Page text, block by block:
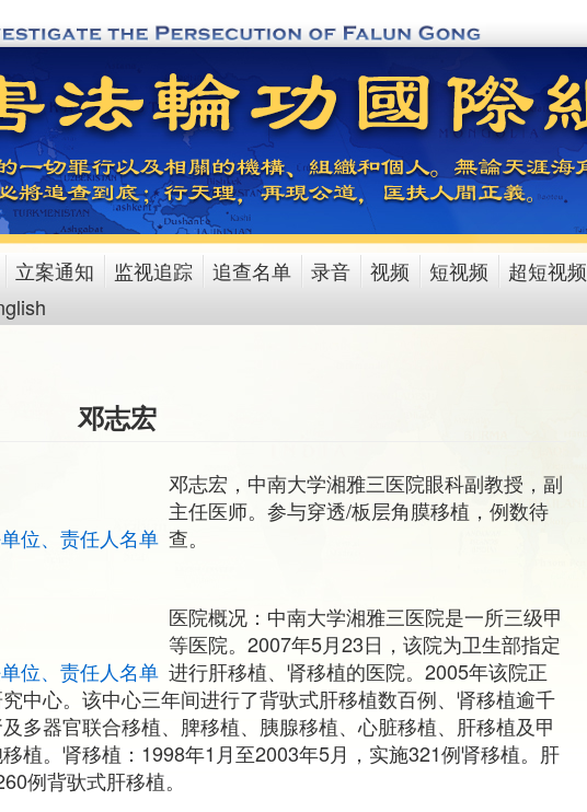
立案通知 监视追踪 追查名单 录音 视频 短视频 超短视频
邓志宏
位、责任人名单
邓志宏，中南大学湘雅三医院眼科副教授，副
主任医师。参与穿透/板层角膜移植，例数待
查。
位、责任人名单
医院概况：中南大学湘雅三医院是一所三级甲
等医院。2007年5月23日，该院为卫生部指定
进行肝移植、肾移植的医院。2005年该院正
中心。该中心三年间进行了背驮式肝移植数百例、肾移植逾千
多器官联合移植、脾移植、胰腺移植、心脏移植、肝移植及甲
植。肾移植：1998年1月至2003年5月，实施321例肾移植。肝
例背驮式肝移植。